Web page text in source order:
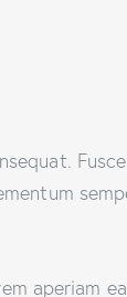
aperiam